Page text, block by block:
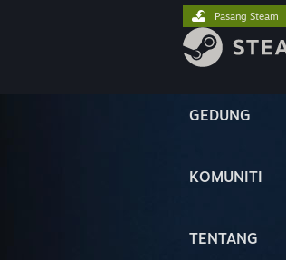
GEDUNG
KOMUNITI
TENTANG
Pasang Steam